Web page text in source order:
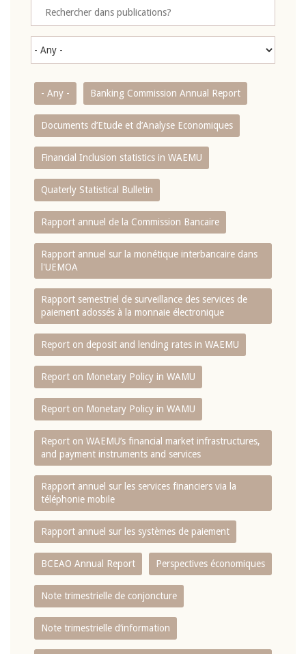
- Any - Banking Commission Annual Report
Documents d’Etude et d’Analyse Economiques
Financial Inclusion statistics in WAEMU
Quaterly Statistical Bulletin
Rapport annuel de la Commission Bancaire
Rapport annuel sur la monétique interbancaire dans
l'UEMOA
Rapport semestriel de surveillance des services de
paiement adossés à la monnaie électronique
Report on deposit and lending rates in WAEMU
Report on Monetary Policy in WAMU
Report on Monetary Policy in WAMU
Report on WAEMU’s financial market infrastructures,
and payment instruments and services
Rapport annuel sur les services financiers via la
téléphonie mobile
Rapport annuel sur les systèmes de paiement
BCEAO Annual Report Perspectives économiques
Note trimestrielle de conjoncture
Note trimestrielle d‘information